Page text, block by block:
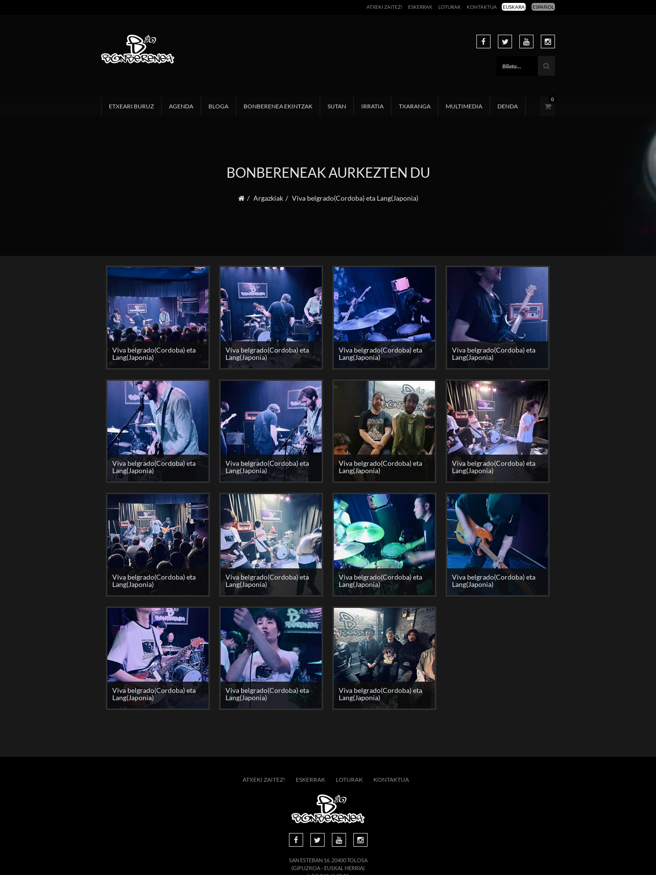
EUSKARA ESPAÑOL
ATXEKI ZAITEZ! ESKERRAK LOTURAK KONTAKTUA
ETXEARI BURUZ AGENDA BLOGA BONBERENEA EKINTZAK SUTAN IRRATIA TXARANGA MULTIMEDIA DENDA
0
BONBERENEAK AURKEZTEN DU
Argazkiak Viva belgrado(Cordoba) eta Lang(Japonia)
Viva belgrado(Cordoba) eta
Lang(Japonia)
Viva belgrado(Cordoba) eta
Lang(Japonia)
Viva belgrado(Cordoba) eta
Lang(Japonia)
Viva belgrado(Cordoba) eta
Lang(Japonia)
Viva belgrado(Cordoba) eta
Lang(Japonia)
Viva belgrado(Cordoba) eta
Lang(Japonia)
Viva belgrado(Cordoba) eta
Lang(Japonia)
Viva belgrado(Cordoba) eta
Lang(Japonia)
Viva belgrado(Cordoba) eta
Lang(Japonia)
Viva belgrado(Cordoba) eta
Lang(Japonia)
Viva belgrado(Cordoba) eta
Lang(Japonia)
Viva belgrado(Cordoba) eta
Lang(Japonia)
Viva belgrado(Cordoba) eta
Lang(Japonia)
Viva belgrado(Cordoba) eta
Lang(Japonia)
Viva belgrado(Cordoba) eta
Lang(Japonia)
ATXEKI ZAITEZ! ESKERRAK LOTURAK KONTAKTUA
SAN ESTEBAN 16, 20400 TOLOSA
(GIPUZKOA - EUSKAL HERRIA)